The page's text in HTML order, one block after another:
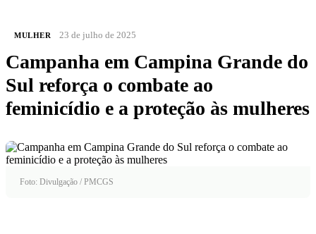
MULHER 23 de julho de 2025
Campanha em Campina Grande do
Sul reforça o combate ao
feminicídio e a proteção às mulheres
Foto: Divulgação / PMCGS